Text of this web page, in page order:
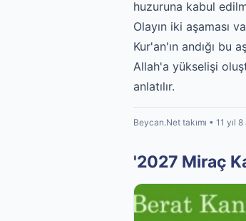
huzuruna kabul
Olayın iki aşaması
Kur'an'ın andığı bu
Allah'a yükselişi
anlatılır.
Beycan.Net takımı • 11 yıl
'2027 Miraç